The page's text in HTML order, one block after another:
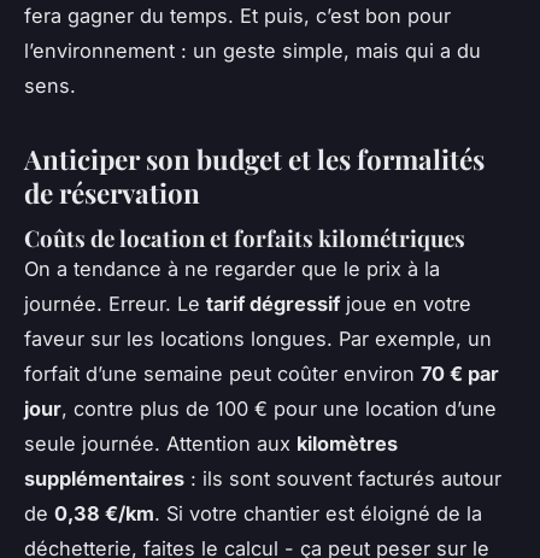
fera gagner du temps. Et puis, c’est bon pour
l’environnement : un geste simple, mais qui a du
sens.
Anticiper son budget et les formalités
de réservation
Coûts de location et forfaits kilométriques
On a tendance à ne regarder que le prix à la
journée. Erreur. Le tarif dégressifjoue en votre
faveur sur les locations longues. Par exemple, un
forfait d’une semaine peut coûter environ 70 € par
jour, contre plus de 100 € pour une location d’une
seule journée. Attention aux kilomètres
supplémentaires : ils sont souvent facturés autour
de 0,38 €/km. Si votre chantier est éloigné de la
déchetterie, faites le calcul - ça peut peser sur le